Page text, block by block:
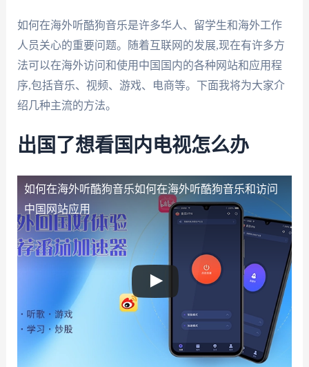
如何在海外听酷狗音乐是许多华人、留学生和海外工作
人员关心的重要问题。随着互联网的发展,现在有许多方
法可以在海外访问和使用中国国内的各种网站和应用程
序,包括音乐、视频、游戏、电商等。下面我将为大家介
绍几种主流的方法。
出国了想看国内电视怎么办
如何在海外听酷狗音乐如何在海外听酷狗音乐和访问
中国网站应用